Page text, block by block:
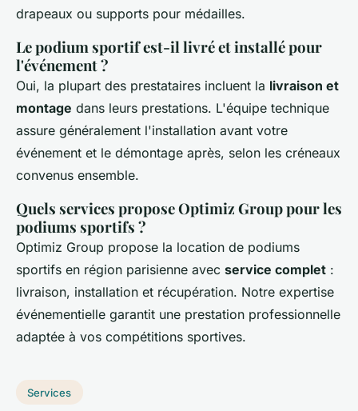
drapeaux ou supports pour médailles.
Le podium sportif est-il livré et installé pour
l'événement ?
Oui, la plupart des prestataires incluent la livraison et
montage dans leurs prestations. L'équipe technique
assure généralement l'installation avant votre
événement et le démontage après, selon les créneaux
convenus ensemble.
Quels services propose Optimiz Group pour les
podiums sportifs ?
Optimiz Group propose la location de podiums
sportifs en région parisienne avec service complet :
livraison, installation et récupération. Notre expertise
événementielle garantit une prestation professionnelle
adaptée à vos compétitions sportives.
Services